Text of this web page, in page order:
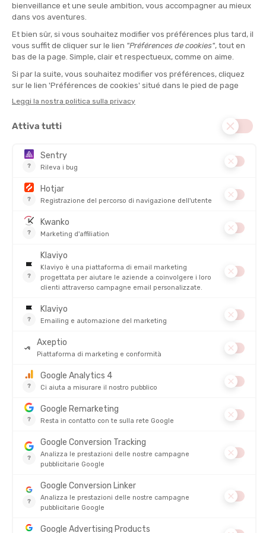
7. Mangia salato, mangia intelligente
Camminare sotto il caldo non provoca solo perdita d’acqua: si
eliminano anche sodio, potassio e magnesio. Questi minerali
per l’idratazione.
Noci, mandorle, semi
Barrette salate o energetiche
Miscela trail mix fatta in casa
Acqua leggermente salata o zuccherata
, o una bevanda
isotonica
Evita snack troppo dolci o troppo grassi, che appesantiscono la
digestione. L’obiettivo è sostenere il corpo durante tutto lo
8. Scegli sentieri ben esposti
Non tutti i sentieri sono uguali in estate. Se cammini con
Percorsi nel sottobosco o nel bosco
Zone in quota, più ventilate
Rive di fiumi, laghi o cascate (perfette per rinfrescarsi!)
Versi esposti a nord o a est
Evita il più possibile creste senza vegetazione, ghiaioni esposti al
sole pieno, altopiani aperti dove il calore resta intrappolato al
rinunciare alla bellezza del paesaggio.